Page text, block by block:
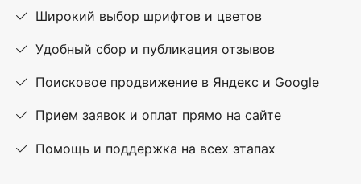
Широкий выбор шрифтов и цветов
Удобный сбор и публикация отзывов
Поисковое продвижение в Яндекс и Google
Прием заявок и оплат прямо на сайте
Помощь и поддержка на всех этапах